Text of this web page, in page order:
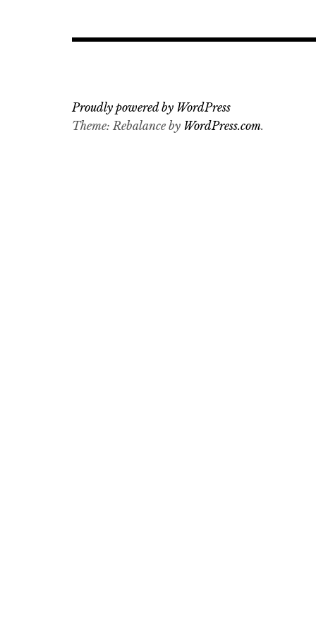
Proudly powered by WordPress
Theme: Rebalance by WordPress.com.